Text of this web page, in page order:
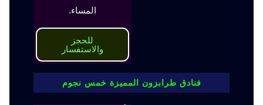
المساء.
للحجز
والاستفسار
فنادق طرابزون المميزة خمس نجوم